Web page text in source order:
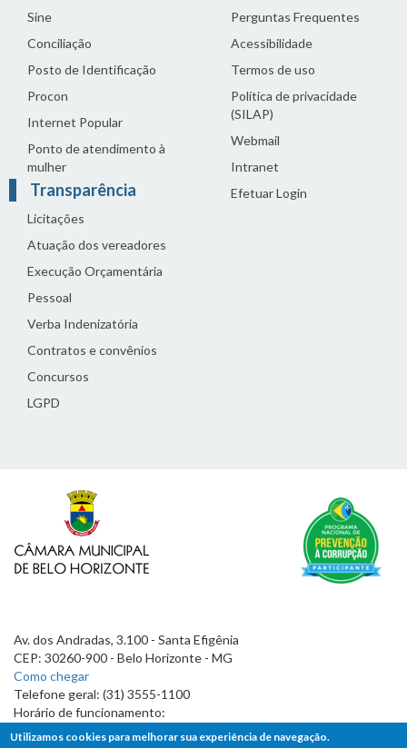
Sine
Conciliação
Posto de Identificação
Procon
Internet Popular
Ponto de atendimento à
mulher
Transparência
Licitações
Atuação dos vereadores
Execução Orçamentária
Pessoal
Verba Indenizatória
Contratos e convênios
Concursos
LGPD
Perguntas Frequentes
Acessibilidade
Termos de uso
Política de privacidade
(SILAP)
Webmail
Intranet
Efetuar Login
Av. dos Andradas, 3.100 - Santa Efigênia
CEP: 30260-900 - Belo Horizonte - MG
Como chegar
Telefone geral: (31) 3555-1100
Horário de funcionamento:
7h às 19h
Utilizamos cookies para melhorar sua experiência de navegação.